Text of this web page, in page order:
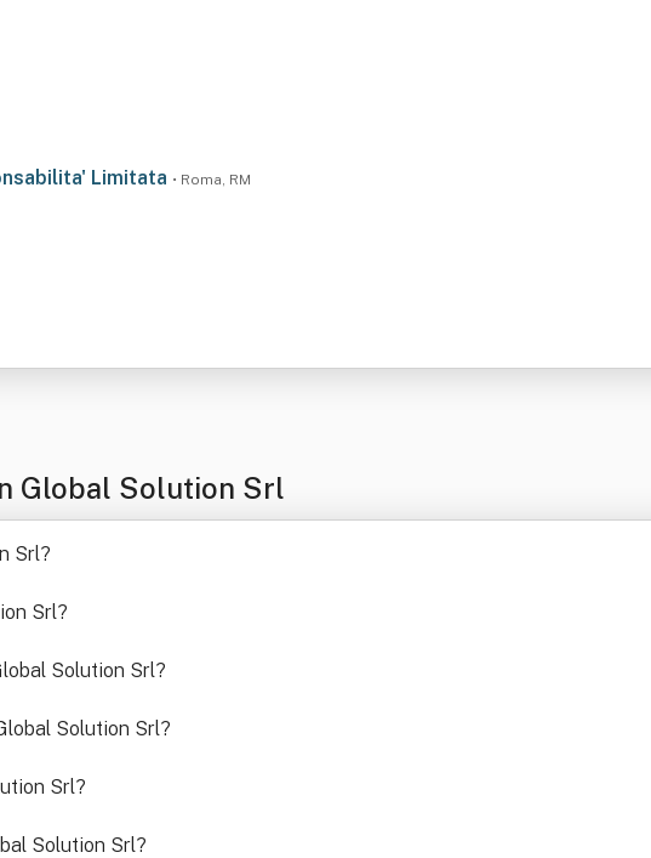
Limitata • Roma, RM
Global Solution Srl
Srl?
Srl?
Solution Srl?
Solution Srl?
Srl?
Solution Srl?